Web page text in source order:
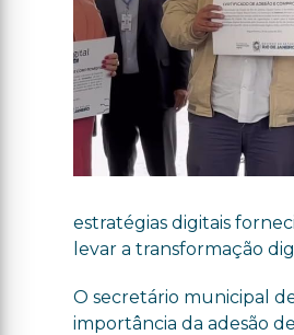
estratégias digitais
levar a transformação
O secretário municipal
importância da adesão